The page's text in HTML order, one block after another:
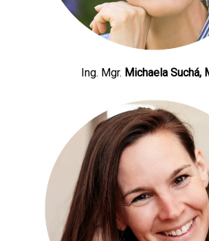
Ing. Mgr. Michaela Suchá,